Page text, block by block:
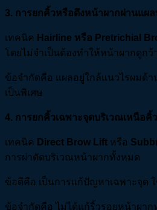
3. การยกคิ้วหรือดึงหน้าผากผ่านแผล
เทคนิค Hairline หรือ Pretrichial
โดยไม่จำเป็นต้องทำให้หน้าผากดูก
ข้อจำกัดคือ แผลอยู่ใกล้แนวไรผมด้
เป็นพิเศษ
4. การยกคิ้วเฉพาะจุดบริเวณเหนือคิ้
เทคนิค Direct Brow Lift หรือ
การผ่าตัดบริเวณหน้าผากทั้งหมด
ข้อดีคือ เป็นการแก้ปัญหาเฉพาะจุด
ข้อจำกัดคือ ไม่ได้แก้ริ้วรอยหน้าผา